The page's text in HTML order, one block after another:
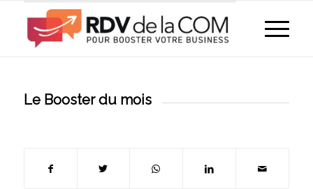
Le Booster du mois